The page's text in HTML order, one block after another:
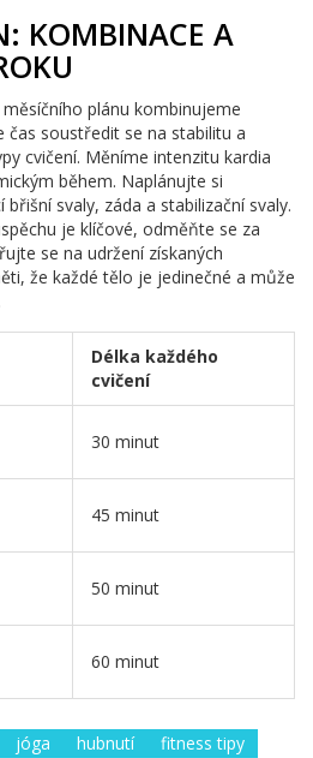
KOMBINACE A
plánu kombinujeme
čas soustředit se na stabilitu a
cvičení. Měníme intenzitu kardia
během. Naplánujte si
svaly, záda a stabilizační svaly.
je klíčové, odměňte se za
se na udržení získaných
že každé tělo je jedinečné a může
Délka každého
cvičení
30 minut
45 minut
50 minut
60 minut
jóga hubnutí fitness tipy